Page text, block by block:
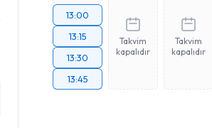
13:00
13:15
13:30
13:45
Takvim
kapalıdır
Takvim
kapalıdır